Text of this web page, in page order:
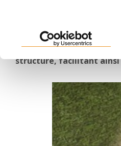
Ce chariot léger et
structure, facilitant ainsi